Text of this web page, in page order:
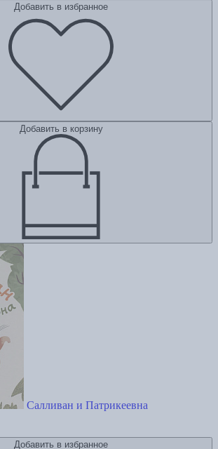
Добавить в избранное
Добавить в корзину
Салливан и Патрикеевна
Добавить в избранное